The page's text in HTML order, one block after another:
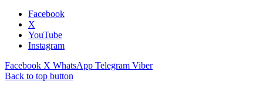
Facebook
X
YouTube
Instagram
Facebook X WhatsApp Telegram Viber
Back to top button